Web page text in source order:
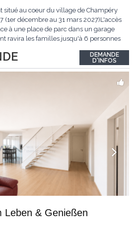
situé au coeur du village de Champéry
(1er décembre au 31 mars 2027)L'accès
à une place de parc dans un garage
ravira les familles jusqu'à 6 personnes
une vue imprenable sur les Dents-
...
DEMANDE
D'INFOS
Leben & Genießen